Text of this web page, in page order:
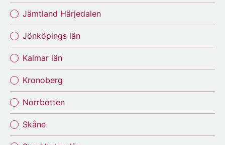
Jämtland Härjedalen
Jönköpings län
Kalmar län
Kronoberg
Norrbotten
Skåne